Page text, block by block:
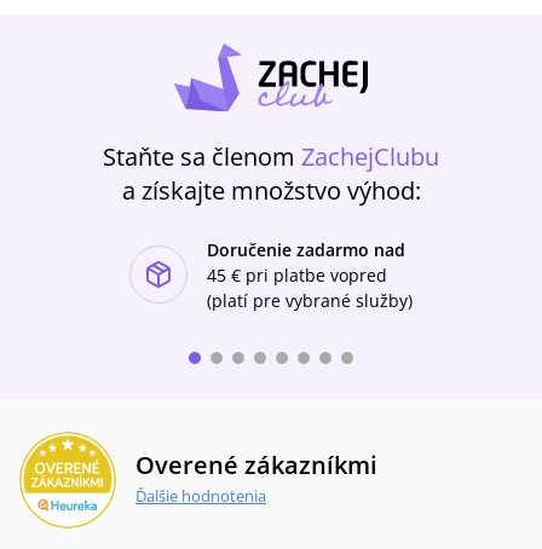
Staňte sa členom ZachejClubu
a získajte množstvo výhod:
Doručenie zadarmo nad
45 € pri platbe vopred
(platí pre vybrané služby)
Overené zákazníkmi
Ďalšie hodnotenia